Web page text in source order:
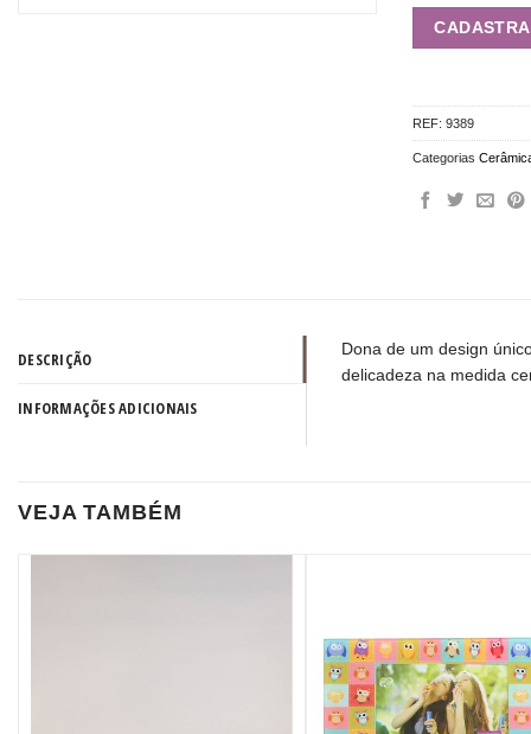
REF:9389
Categorias
DESCRIÇÃO
INFORMAÇÕES ADICIONAIS
Dona de um design
delicadeza na medida
VEJA TAMBÉM